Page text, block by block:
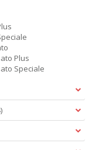
Plus
Speciale